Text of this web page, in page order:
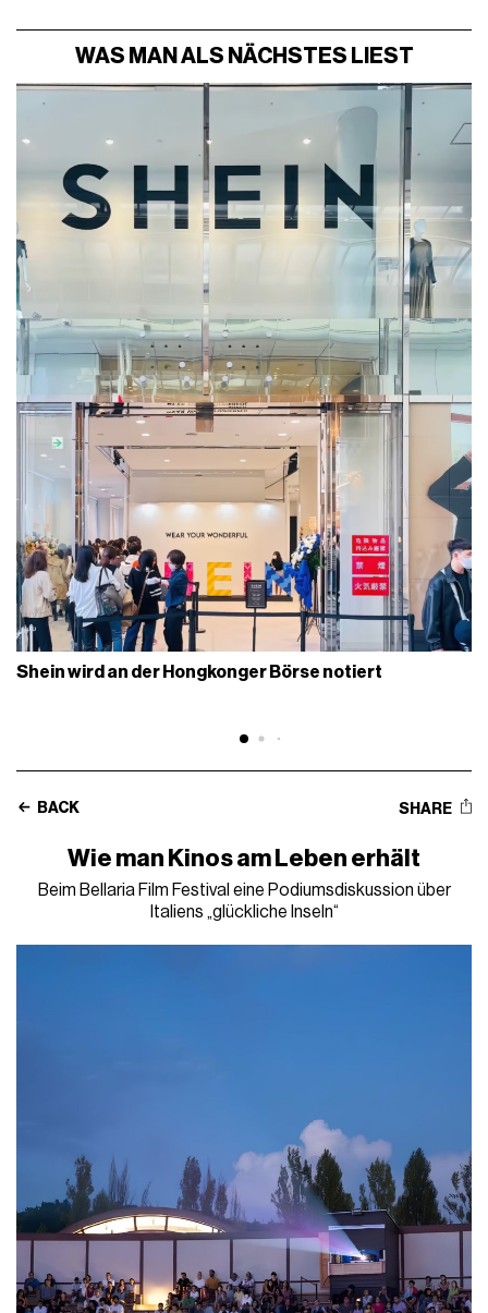
WAS MAN ALS NÄCHSTES LIEST
Shein wird an der Hongkonger Börse notiert
BACK SHARE
Wie man Kinos am Leben erhält
Beim Bellaria Film Festival eine Podiumsdiskussion über
Italiens „glückliche Inseln“